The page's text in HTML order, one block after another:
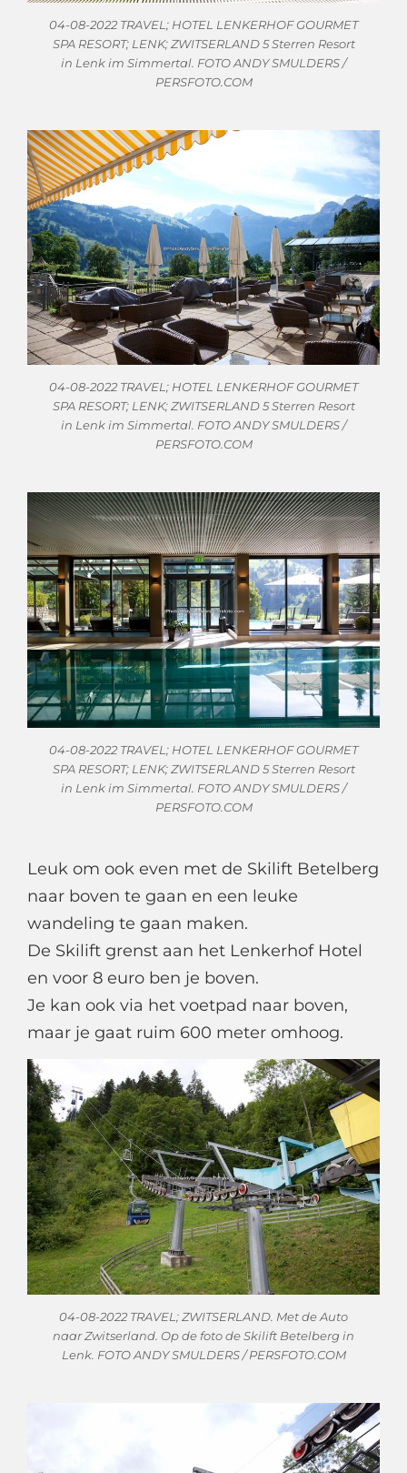
04-08-2022 TRAVEL; HOTEL LENKERHOF GOURMET
SPA RESORT; LENK; ZWITSERLAND 5 Sterren Resort
in Lenk im Simmertal. FOTO ANDY SMULDERS /
PERSFOTO.COM
04-08-2022 TRAVEL; HOTEL LENKERHOF GOURMET
SPA RESORT; LENK; ZWITSERLAND 5 Sterren Resort
in Lenk im Simmertal. FOTO ANDY SMULDERS /
PERSFOTO.COM
04-08-2022 TRAVEL; HOTEL LENKERHOF GOURMET
SPA RESORT; LENK; ZWITSERLAND 5 Sterren Resort
in Lenk im Simmertal. FOTO ANDY SMULDERS /
PERSFOTO.COM
Leuk om ook even met de Skilift Betelberg
naar boven te gaan en een leuke
wandeling te gaan maken.
De Skilift grenst aan het Lenkerhof Hotel
en voor 8 euro ben je boven.
Je kan ook via het voetpad naar boven,
maar je gaat ruim 600 meter omhoog.
04-08-2022 TRAVEL; ZWITSERLAND. Met de Auto
naar Zwitserland. Op de foto de Skilift Betelberg in
Lenk. FOTO ANDY SMULDERS / PERSFOTO.COM